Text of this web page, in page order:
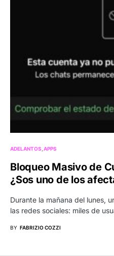
ADELANTOS APPS
Bloqueo Masivo de
¿Sos uno de los
Durante la mañana del lunes,
las redes sociales: miles de
BY FABRIZIO COZZI